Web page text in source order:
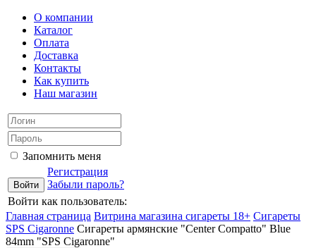
О компании
Каталог
Оплата
Доставка
Контакты
Как купить
Наш магазин
Запомнить меня
Регистрация
Забыли пароль?
Войти как пользователь:
Главная страница Витрина магазина сигареты 18+ Cигареты
SPS Cigaronne Сигареты армянские "Center Compatto" Blue
84mm "SPS Cigaronne"